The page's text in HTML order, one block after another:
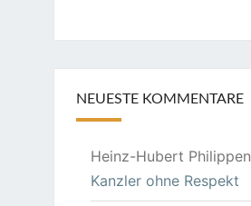
NEUESTE KOMMENTARE
Heinz-Hubert Philippen
Kanzler ohne Respekt